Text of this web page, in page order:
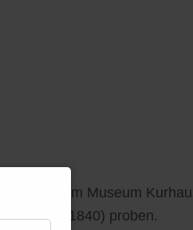
im Museum
Zeit (1840) proben.